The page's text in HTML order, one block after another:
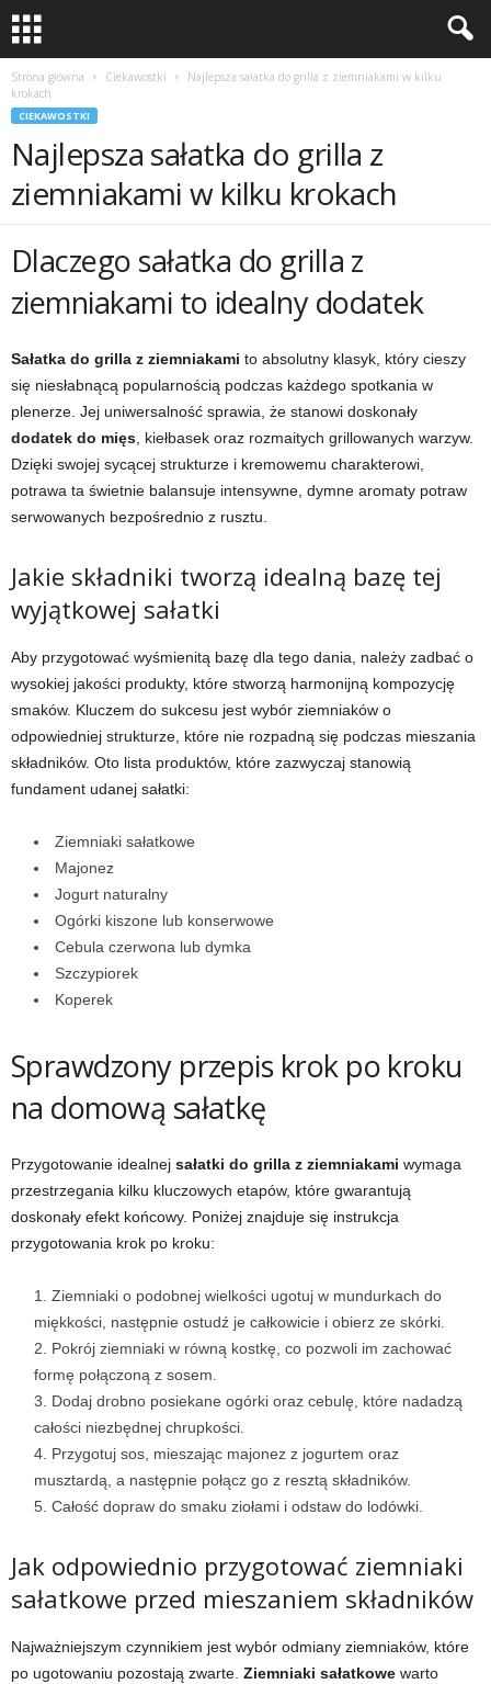
Strona główna Ciekawostki
Najlepsza sałatka do grilla z ziemniakami w kilku
krokach
CIEKAWOSTKI
Najlepsza sałatka do grilla z
ziemniakami w kilku krokach
Dlaczego sałatka do grilla z
ziemniakami to idealny dodatek
Sałatka do grilla z ziemniakami to absolutny klasyk, który cieszy
się niesłabnącą popularnością podczas każdego spotkania w
plenerze. Jej uniwersalność sprawia, że stanowi doskonały
dodatek do mięs , kiełbasek oraz rozmaitych grillowanych warzyw.
Dzięki swojej sycącej strukturze i kremowemu charakterowi,
potrawa ta świetnie balansuje intensywne, dymne aromaty potraw
serwowanych bezpośrednio z rusztu.
Jakie składniki tworzą idealną bazę tej
wyjątkowej sałatki
Aby przygotować wyśmienitą bazę dla tego dania, należy zadbać o
wysokiej jakości produkty, które stworzą harmonijną kompozycję
smaków. Kluczem do sukcesu jest wybór ziemniaków o
odpowiedniej strukturze, które nie rozpadną się podczas mieszania
składników. Oto lista produktów, które zazwyczaj stanowią
fundament udanej sałatki:
Ziemniaki sałatkowe
Majonez
Jogurt naturalny
Ogórki kiszone lub konserwowe
Cebula czerwona lub dymka
Szczypiorek
Koperek
Sprawdzony przepis krok po kroku
na domową sałatkę
Przygotowanie idealnej sałatki do grilla z ziemniakami wymaga
przestrzegania kilku kluczowych etapów, które gwarantują
doskonały efekt końcowy. Poniżej znajduje się instrukcja
przygotowania krok po kroku:
Ziemniaki o podobnej wielkości ugotuj w mundurkach do
miękkości, następnie ostudź je całkowicie i obierz ze skórki.
Pokrój ziemniaki w równą kostkę, co pozwoli im zachować
formę połączoną z sosem.
Dodaj drobno posiekane ogórki oraz cebulę, które nadadzą
całości niezbędnej chrupkości.
Przygotuj sos, mieszając majonez z jogurtem oraz
musztardą, a następnie połącz go z resztą składników.
Całość dopraw do smaku ziołami i odstaw do lodówki.
Jak odpowiednio przygotować ziemniaki
sałatkowe przed mieszaniem składników
Najważniejszym czynnikiem jest wybór odmiany ziemniaków, które
po ugotowaniu pozostają zwarte. Ziemniaki sałatkowe warto